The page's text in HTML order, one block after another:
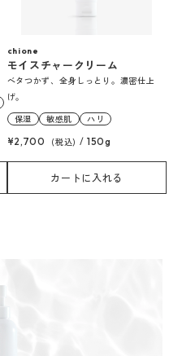
chione
モイスチャークリーム
ベタつかず、全身しっとり。濃密仕上
げ。
保湿
敏感肌
ハリ
¥2,700
(税込) / 150g
カートに入れる